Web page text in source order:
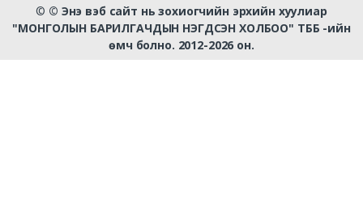
© © Энэ вэб сайт нь зохиогчийн эрхийн хуулиар
"МОНГОЛЫН БАРИЛГАЧДЫН НЭГДСЭН ХОЛБОО" ТББ -ийн
өмч болно. 2012-2026 он.